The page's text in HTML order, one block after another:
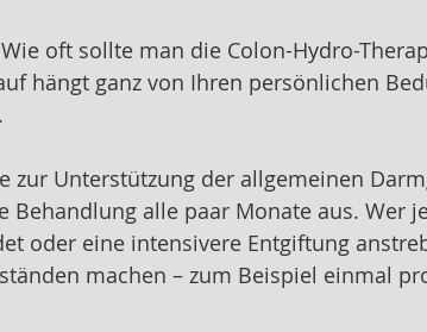
oft sollte man die Colon-Hydro-
hängt ganz von Ihren persönlichen
zur Unterstützung der allgemeinen
Behandlung alle paar Monate aus. Wer
oder eine intensivere Entgiftung
machen – zum Beispiel einmal